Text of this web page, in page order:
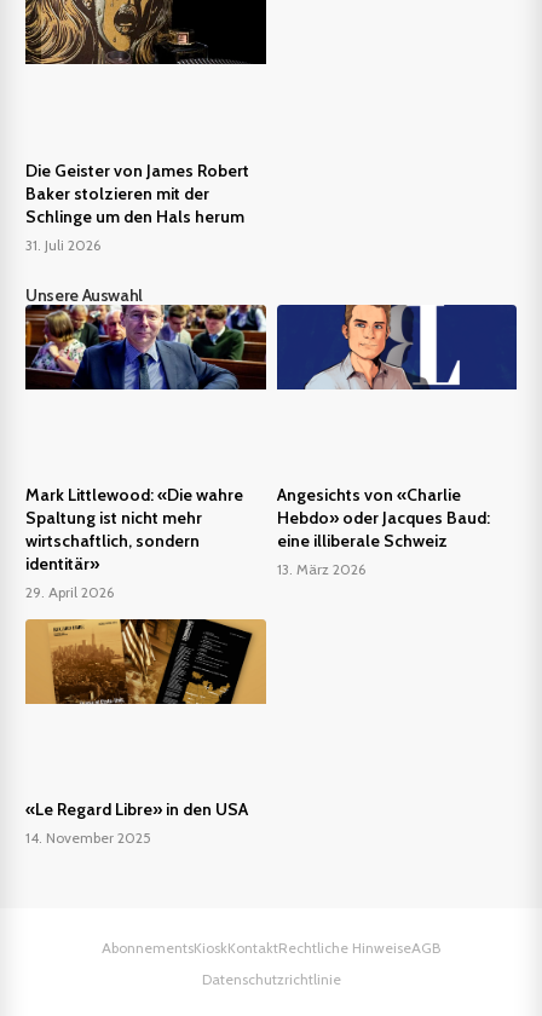
Die Geister von James Robert
Baker stolzieren mit der
Schlinge um den Hals herum
31. Juli 2026
Unsere Auswahl
Mark Littlewood: «Die wahre
Spaltung ist nicht mehr
wirtschaftlich, sondern
identitär»
29. April 2026
Angesichts von «Charlie
Hebdo» oder Jacques Baud:
eine illiberale Schweiz
13. März 2026
«Le Regard Libre» in den USA
14. November 2025
AbonnementsKioskKontaktRechtliche HinweiseAGB
Datenschutzrichtlinie